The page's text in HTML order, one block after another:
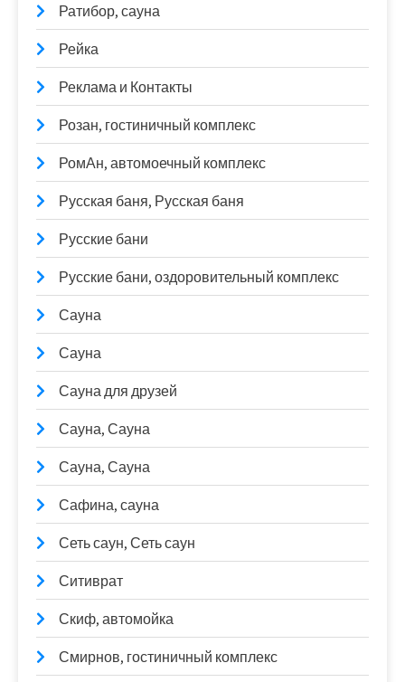
Ратибор, сауна
Рейка
Реклама и Контакты
Розан, гостиничный комплекс
РомАн, автомоечный комплекс
Русская баня, Русская баня
Русские бани
Русские бани, оздоровительный комплекс
Сауна
Сауна
Сауна для друзей
Сауна, Сауна
Сауна, Сауна
Сафина, сауна
Сеть саун, Сеть саун
Ситиврат
Скиф, автомойка
Смирнов, гостиничный комплекс